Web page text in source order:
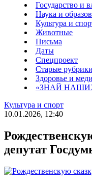
Государство и
Наука и
Культура и
Животные
Письма
Даты
Спецпроект
Старые рубрики
Здоровье и
«ЗНАЙ
Культура и спорт
10.01.2026, 12:40
депутат